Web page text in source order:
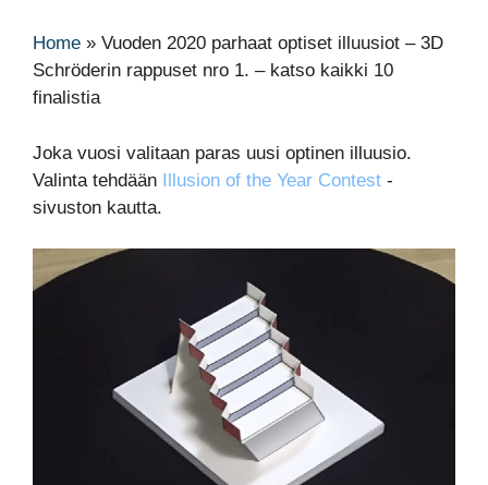
Home » Vuoden 2020 parhaat optiset illuusiot – 3D
Schröderin rappuset nro 1. – katso kaikki 10
finalistia
Joka vuosi valitaan paras uusi optinen illuusio.
Valinta tehdään Illusion of the Year Contest -
sivuston kautta.